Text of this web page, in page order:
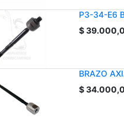
P3-34-E6
$
BRAZO
$